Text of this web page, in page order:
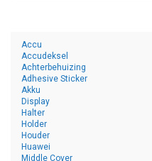
Accu
Accudeksel
Achterbehuizing
Adhesive Sticker
Akku
Display
Halter
Holder
Houder
Huawei
Middle Cover